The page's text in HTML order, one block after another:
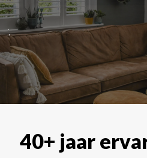
Alle soorten
40+ jaar